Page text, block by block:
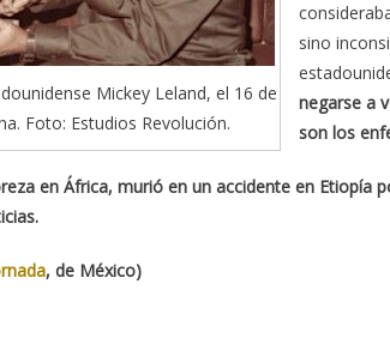
Mickey Leland, el 16 de
Foto: Estudios Revolución.
sino
negarse a
son los
en África, murió en un accidente en Etiopía
, de México)